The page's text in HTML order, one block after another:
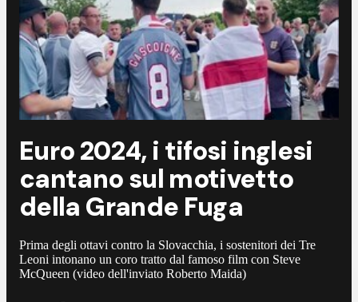
Euro 2024, i tifosi inglesi
cantano sul motivetto
della Grande Fuga
Prima degli ottavi contro la Slovacchia, i sostenitori dei Tre
Leoni intonano un coro tratto dal famoso film con Steve
McQueen (video dell'inviato Roberto Maida)